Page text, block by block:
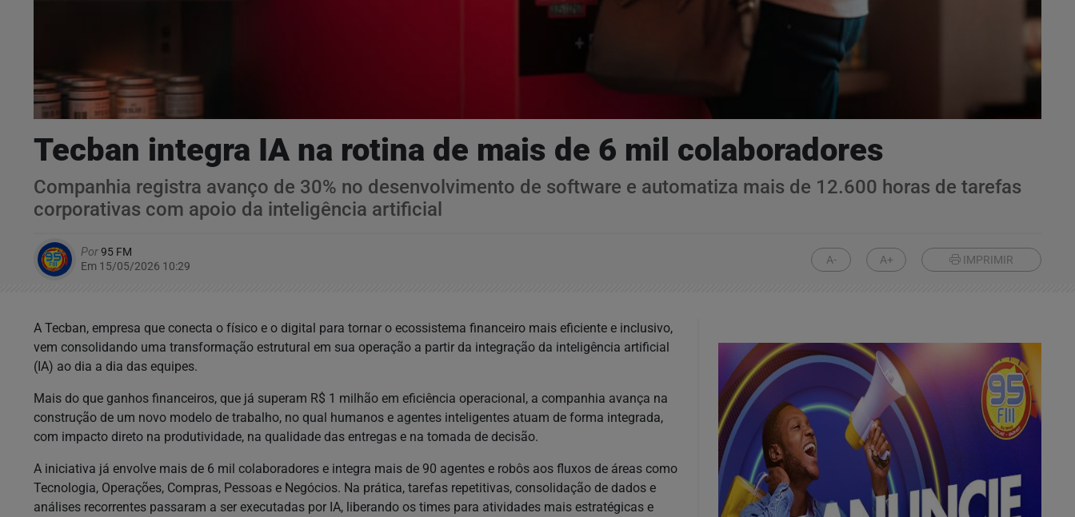
Tecban integra IA na rotina de mais de 6 mil colaboradores
Companhia registra avanço de 30% no desenvolvimento de software e automatiza mais de 12.600 horas de tarefas
corporativas com apoio da inteligência artificial
Por95 FM
Em 15/05/2026 10:29
A- A+ IMPRIMIR
A Tecban, empresa que conecta o físico e o digital para tornar o ecossistema financeiro mais eficiente e inclusivo,
vem consolidando uma transformação estrutural em sua operação a partir da integração da inteligência artificial
(IA) ao dia a dia das equipes.
Mais do que ganhos financeiros, que já superam R$ 1 milhão em eficiência operacional, a companhia avança na
construção de um novo modelo de trabalho, no qual humanos e agentes inteligentes atuam de forma integrada,
com impacto direto na produtividade, na qualidade das entregas e na tomada de decisão.
A iniciativa já envolve mais de 6 mil colaboradores e integra mais de 90 agentes e robôs aos fluxos de áreas como
Tecnologia, Operações, Compras, Pessoas e Negócios. Na prática, tarefas repetitivas, consolidação de dados e
análises recorrentes passaram a ser executadas por IA, liberando os times para atividades mais estratégicas e